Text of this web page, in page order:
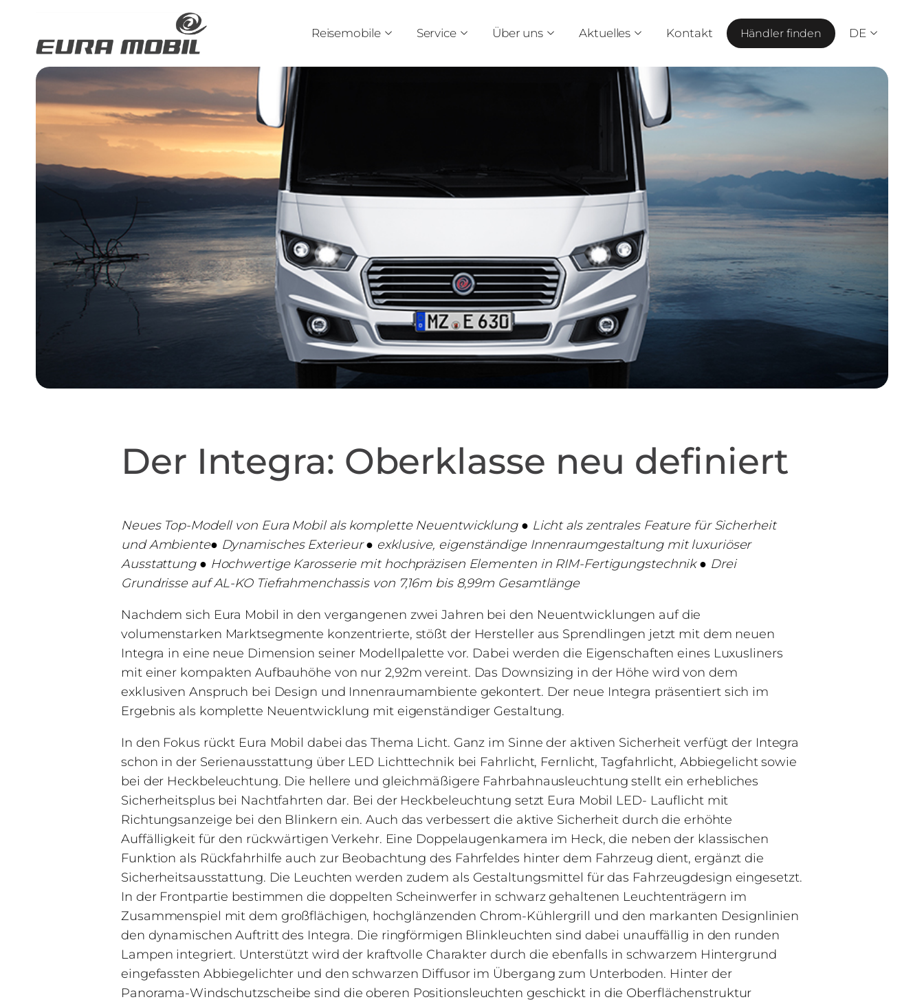
Reisemobile Service Über uns Aktuelles Kontakt Händler finden DE
Der Integra: Oberklasse neu definiert
Neues Top-Modell von Eura Mobil als komplette Neuentwicklung ● Licht als zentrales Feature für Sicherheit
und Ambiente● Dynamisches Exterieur ● exklusive, eigenständige Innenraumgestaltung mit luxuriöser
Ausstattung ● Hochwertige Karosserie mit hochpräzisen Elementen in RIM-Fertigungstechnik ● Drei
Grundrisse auf AL-KO Tiefrahmenchassis von 7,16m bis 8,99m Gesamtlänge
Nachdem sich Eura Mobil in den vergangenen zwei Jahren bei den Neuentwicklungen auf die
volumenstarken Marktsegmente konzentrierte, stößt der Hersteller aus Sprendlingen jetzt mit dem neuen
Integra in eine neue Dimension seiner Modellpalette vor. Dabei werden die Eigenschaften eines Luxusliners
mit einer kompakten Aufbauhöhe von nur 2,92m vereint. Das Downsizing in der Höhe wird von dem
exklusiven Anspruch bei Design und Innenraumambiente gekontert. Der neue Integra präsentiert sich im
Ergebnis als komplette Neuentwicklung mit eigenständiger Gestaltung.
In den Fokus rückt Eura Mobil dabei das Thema Licht. Ganz im Sinne der aktiven Sicherheit verfügt der Integra
schon in der Serienausstattung über LED Lichttechnik bei Fahrlicht, Fernlicht, Tagfahrlicht, Abbiegelicht sowie
bei der Heckbeleuchtung. Die hellere und gleichmäßigere Fahrbahnausleuchtung stellt ein erhebliches
Sicherheitsplus bei Nachtfahrten dar. Bei der Heckbeleuchtung setzt Eura Mobil LED- Lauflicht mit
Richtungsanzeige bei den Blinkern ein. Auch das verbessert die aktive Sicherheit durch die erhöhte
Auffälligkeit für den rückwärtigen Verkehr. Eine Doppelaugenkamera im Heck, die neben der klassischen
Funktion als Rückfahrhilfe auch zur Beobachtung des Fahrfeldes hinter dem Fahrzeug dient, ergänzt die
Sicherheitsausstattung. Die Leuchten werden zudem als Gestaltungsmittel für das Fahrzeugdesign eingesetzt.
In der Frontpartie bestimmen die doppelten Scheinwerfer in schwarz gehaltenen Leuchtenträgern im
Zusammenspiel mit dem großflächigen, hochglänzenden Chrom-Kühlergrill und den markanten Designlinien
den dynamischen Auftritt des Integra. Die ringförmigen Blinkleuchten sind dabei unauffällig in den runden
Lampen integriert. Unterstützt wird der kraftvolle Charakter durch die ebenfalls in schwarzem Hintergrund
eingefassten Abbiegelichter und den schwarzen Diffusor im Übergang zum Unterboden. Hinter der
Panorama-Windschutzscheibe sind die oberen Positionsleuchten geschickt in die Oberflächenstruktur